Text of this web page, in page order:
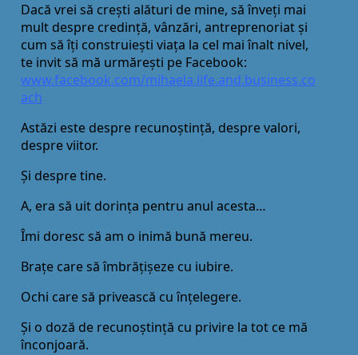
Dacă vrei să crești alături de mine, să înveți mai
mult despre credință, vânzări, antreprenoriat și
cum să îți construiești viața la cel mai înalt nivel,
te invit să mă urmărești pe Facebook:
www.facebook.com/mihaela.life.and.business.co
ach
Astăzi este despre recunoștință, despre valori,
despre viitor.
Și despre tine.
A, era să uit dorința pentru anul acesta…
Îmi doresc să am o inimă bună mereu.
Brațe care să îmbrățișeze cu iubire.
Ochi care să privească cu înțelegere.
Și o doză de recunoștință cu privire la tot ce mă
înconjoară.